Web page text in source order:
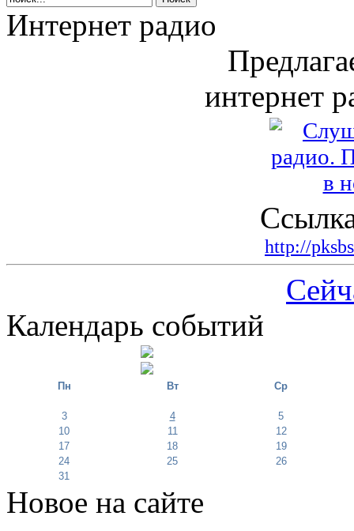
Интернет радио
интернет
http://
Календарь событий
Пн Вт Ср
3 4
5
10
11
12
17
18
19
24
25
26
31
Новое на сайте